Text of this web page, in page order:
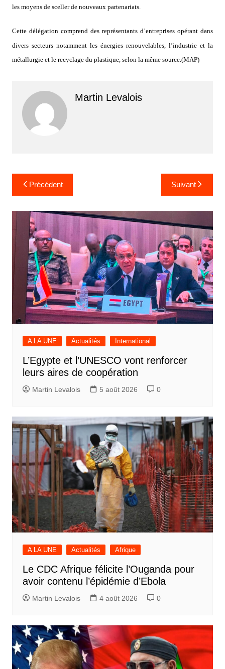
les moyens de sceller de nouveaux partenariats.
Cette délégation comprend des représentants d’entreprises opérant dans
divers secteurs notamment les énergies renouvelables, l’industrie et la
métallurgie et le recyclage du plastique, selon la même source.(MAP)
Martin Levalois
Navigation
de
l’article
Précédent Suivant
A LA UNE Actualités International
L’Egypte et l’UNESCO vont renforcer
leurs aires de coopération
Martin Levalois 5 août 2026 0
A LA UNE Actualités Afrique
Le CDC Afrique félicite l’Ouganda pour
avoir contenu l’épidémie d’Ebola
Martin Levalois 4 août 2026 0